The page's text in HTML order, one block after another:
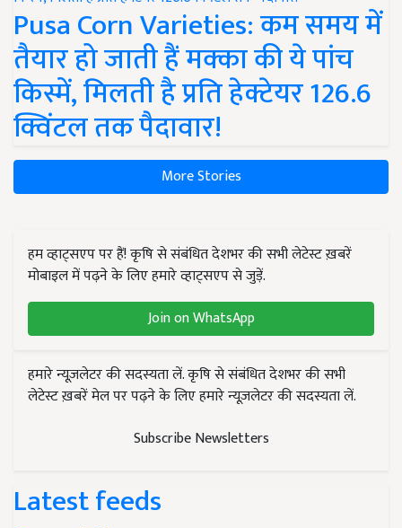
Pusa Corn Varieties: कम समय में
तैयार हो जाती हैं मक्का की ये पांच
किस्में, मिलती है प्रति हेक्टेयर 126.6
क्विंटल तक पैदावार!
More Stories
हम व्हाट्सएप पर हैं! कृषि से संबंधित देशभर की सभी लेटेस्ट ख़बरें
मोबाइल में पढ़ने के लिए हमारे व्हाट्सएप से जुड़ें.
Join on WhatsApp
हमारे न्यूज़लेटर की सदस्यता लें. कृषि से संबंधित देशभर की सभी
लेटेस्ट ख़बरें मेल पर पढ़ने के लिए हमारे न्यूज़लेटर की सदस्यता लें.
Subscribe Newsletters
Latest feeds